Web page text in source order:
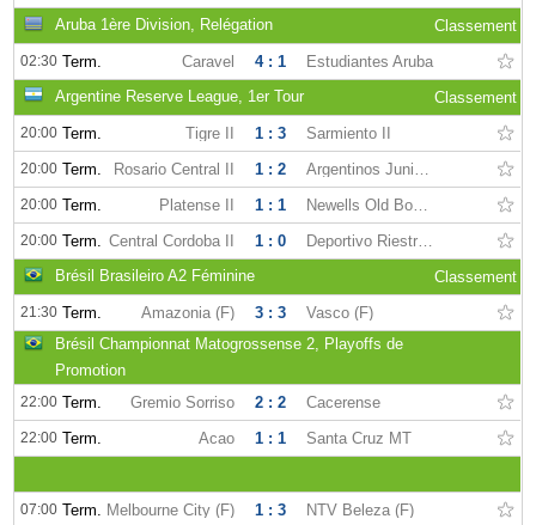
Aruba 1ère Division, Relégation
Classement
02:30 Term. Caravel 4 : 1
Estudiantes Aruba
Argentine Reserve League, 1er Tour
Classement
20:00 Term. Tigre II 1 : 3 Sarmiento II
20:00 Term. Rosario Central II 1 : 2 Argentinos Juniors II
20:00 Term. Platense II 1 : 1 Newells Old Boys II
20:00 Term. Central Cordoba II 1 : 0
Deportivo Riestra II
Brésil Brasileiro A2 Féminine
Classement
21:30 Term. Amazonia (F) 3 : 3
Vasco (F)
Brésil Championnat Matogrossense 2, Playoffs de
Promotion
22:00 Term. Gremio Sorriso 2 : 2 Cacerense
22:00 Term. Acao 1 : 1 Santa Cruz MT
07:00 Term. Melbourne City (F) 1 : 3 NTV Beleza (F)